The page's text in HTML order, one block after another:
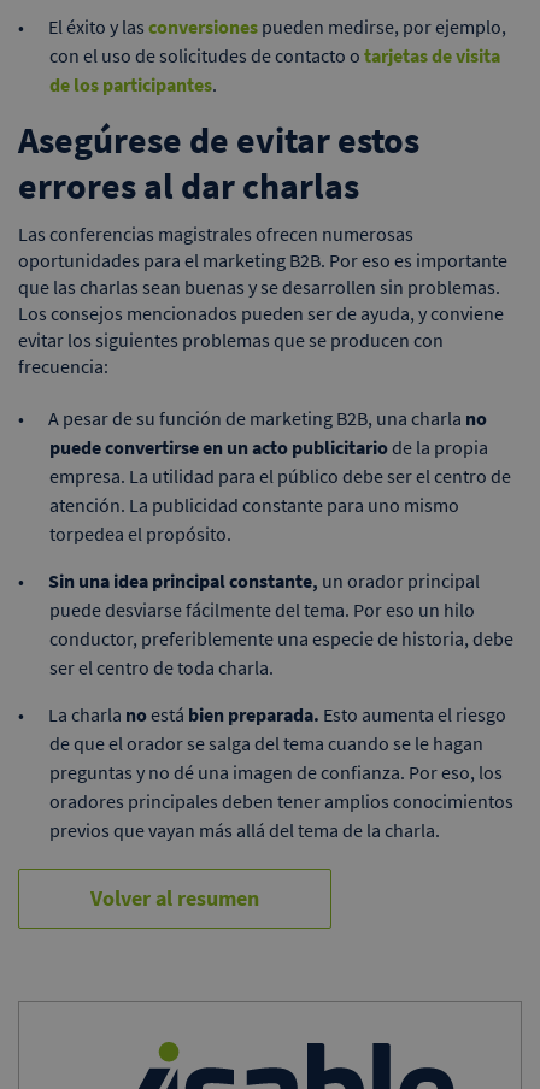
El éxito y las conversiones pueden medirse, por ejemplo,
con el uso de solicitudes de contacto o tarjetas de visita
de los participantes.
Asegúrese de evitar estos
errores al dar charlas
Las conferencias magistrales ofrecen numerosas
oportunidades para el marketing B2B. Por eso es importante
que las charlas sean buenas y se desarrollen sin problemas.
Los consejos mencionados pueden ser de ayuda, y conviene
evitar los siguientes problemas que se producen con
frecuencia:
A pesar de su función de marketing B2B, una charla no
puede convertirse en un acto publicitariode la propia
empresa. La utilidad para el público debe ser el centro de
atención. La publicidad constante para uno mismo
torpedea el propósito.
Sin una idea principal constante, un orador principal
puede desviarse fácilmente del tema. Por eso un hilo
conductor, preferiblemente una especie de historia, debe
ser el centro de toda charla.
La charla noestá bien preparada. Esto aumenta el riesgo
de que el orador se salga del tema cuando se le hagan
preguntas y no dé una imagen de confianza. Por eso, los
oradores principales deben tener amplios conocimientos
previos que vayan más allá del tema de la charla.
Volver al resumen